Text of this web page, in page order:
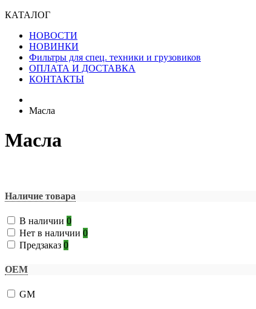
КАТАЛОГ
НОВОСТИ
НОВИНКИ
Фильтры для спец. техники и грузовиков
ОПЛАТА И ДОСТАВКА
КОНТАКТЫ
Масла
Масла
Наличие товара
В наличии 0
Нет в наличии 0
Предзаказ 0
ОЕМ
GM